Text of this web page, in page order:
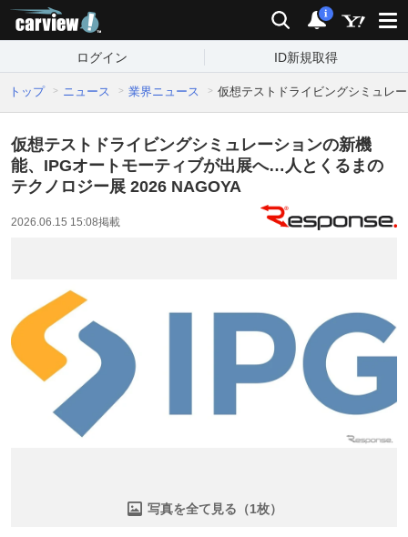
検索 通知
i
ログイン ID新規取得
トップ ニュース 業界ニュース 仮想テストドライビングシミュレ
仮想テストドライビングシミュレーションの新機
能、IPGオートモーティブが出展へ…人とくるまの
テクノロジー展 2026 NAGOYA
2026.06.15 15:08掲載
写真を全て見る（1枚）